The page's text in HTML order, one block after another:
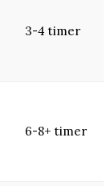
3-4 timer
6-8+ timer